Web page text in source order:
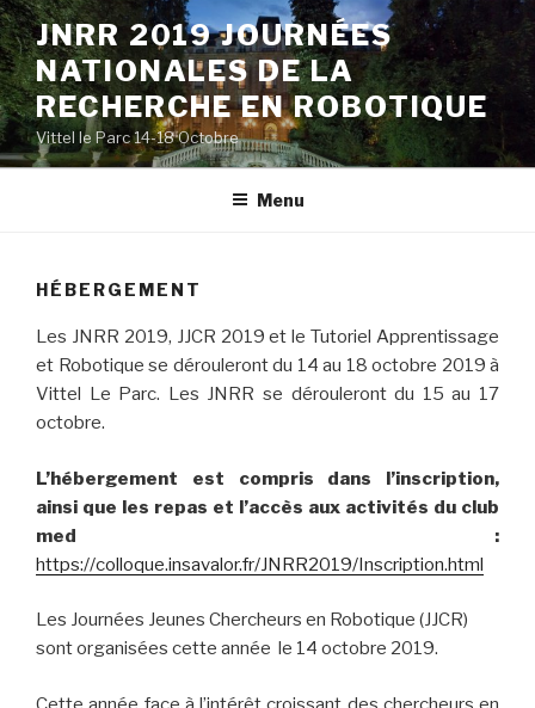
Aller
au
contenu
principal
JNRR 2019 JOURNÉES
NATIONALES DE LA
RECHERCHE EN ROBOTIQUE
Vittel le Parc 14-18 Octobre
Menu
HÉBERGEMENT
Les JNRR 2019, JJCR 2019 et le Tutoriel Apprentissage
et Robotique se dérouleront du 14 au 18 octobre 2019 à
Vittel Le Parc. Les JNRR se dérouleront du 15 au 17
octobre.
L’hébergement est compris dans l’inscription,
ainsi que les repas et l’accès aux activités du club
med :
https://colloque.insavalor.fr/JNRR2019/Inscription.html
Les Journées Jeunes Chercheurs en Robotique (JJCR)
sont organisées cette année le 14 octobre 2019.